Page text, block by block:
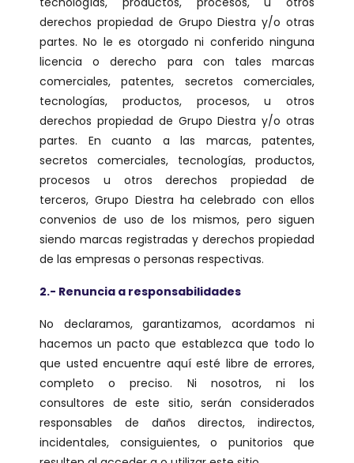
derechos propiedad de Grupo Diestra y/o otras
partes. No le es otorgado ni conferido ninguna
licencia o derecho para con tales marcas
comerciales, patentes, secretos comerciales,
tecnologías, productos, procesos, u otros
derechos propiedad de Grupo Diestra y/o otras
partes. En cuanto a las marcas, patentes,
secretos comerciales, tecnologías, productos,
procesos u otros derechos propiedad de
terceros, Grupo Diestra ha celebrado con ellos
convenios de uso de los mismos, pero siguen
siendo marcas registradas y derechos propiedad
de las empresas o personas respectivas.
2.- Renuncia a responsabilidades
No declaramos, garantizamos, acordamos ni
hacemos un pacto que establezca que todo lo
que usted encuentre aquí esté libre de errores,
completo o preciso. Ni nosotros, ni los
consultores de este sitio, serán considerados
responsables de daños directos, indirectos,
incidentales, consiguientes, o punitorios que